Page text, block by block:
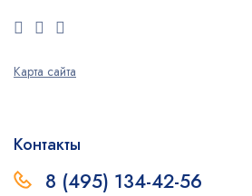
Карта сайта
Контакты
8 (495) 134-42-56